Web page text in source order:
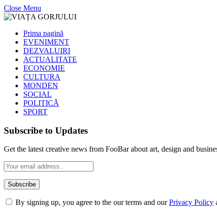
Close Menu
Prima pagină
EVENIMENT
DEZVALUIRI
ACTUALITATE
ECONOMIE
CULTURA
MONDEN
SOCIAL
POLITICĂ
SPORT
Subscribe to Updates
Get the latest creative news from FooBar about art, design and
By signing up, you agree to the our terms and ourPrivacy Policy